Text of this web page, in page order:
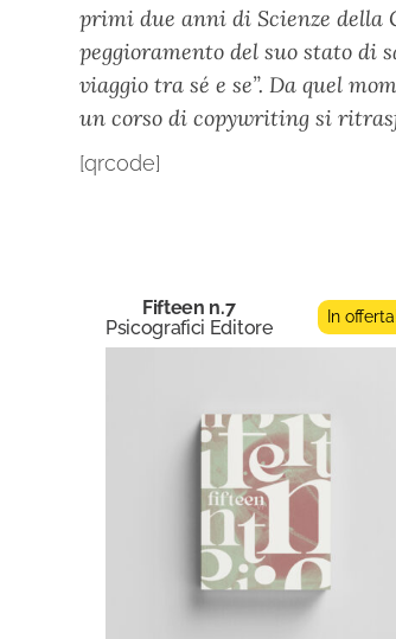
primi due anni di Scienze della
peggioramento del suo stato di
viaggio tra sé e se”. Da quel
un corso di copywriting si
[qrcode]
Fifteen n.7
Psicografici Editore
In